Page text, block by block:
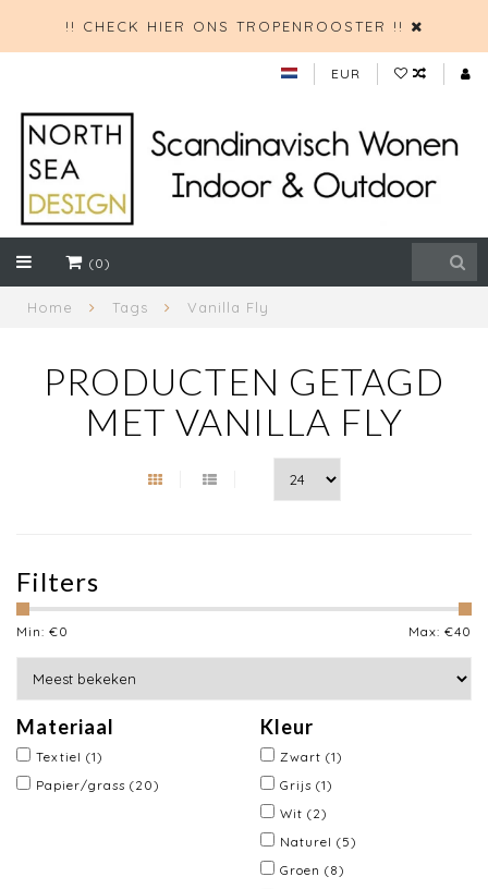
!! CHECK HIER ONS TROPENROOSTER !!
EUR
(0)
Home Tags Vanilla Fly
PRODUCTEN GETAGD
MET VANILLA FLY
Filters
Min: €0 Max: €40
Materiaal
Textiel (1)
Papier/grass (20)
Kleur
Zwart (1)
Grijs (1)
Wit (2)
Naturel (5)
Groen (8)